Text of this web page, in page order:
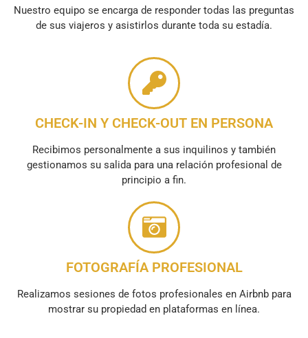
Nuestro equipo se encarga de responder todas las preguntas
de sus viajeros y asistirlos durante toda su estadía.
CHECK-IN Y CHECK-OUT EN PERSONA
Recibimos personalmente a sus inquilinos y también
gestionamos su salida para una relación profesional de
principio a fin.
FOTOGRAFÍA PROFESIONAL
Realizamos sesiones de fotos profesionales en Airbnb para
mostrar su propiedad en plataformas en línea.